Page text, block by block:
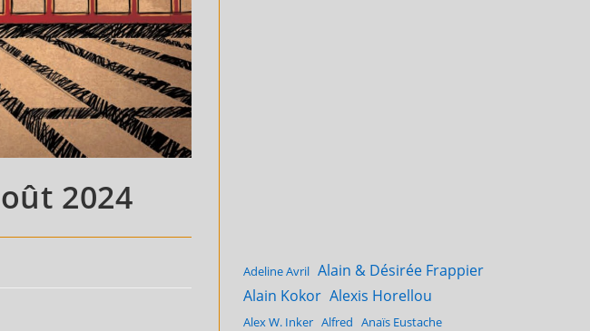
2024
Adeline Avril Alain & Désirée Frappier
Alain Kokor Alexis Horellou
Alex W. Inker Alfred Anaïs Eustache